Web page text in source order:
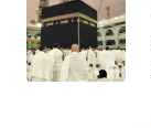
WN
SUMSEL